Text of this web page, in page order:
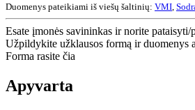
Duomenys pateikiami iš viešų šaltinių: VMI
Esate įmonės savininkas ir norite
Užpildykite užklausos formą ir duomenys
Forma rasite čia
Apyvarta